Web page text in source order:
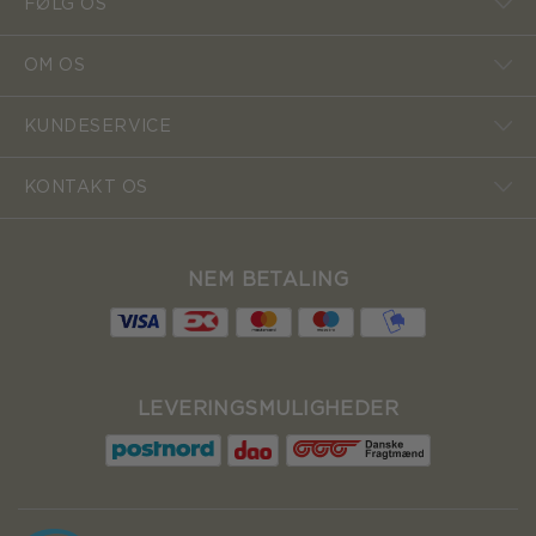
FØLG OS
OM OS
KUNDESERVICE
KONTAKT OS
NEM BETALING
LEVERINGSMULIGHEDER